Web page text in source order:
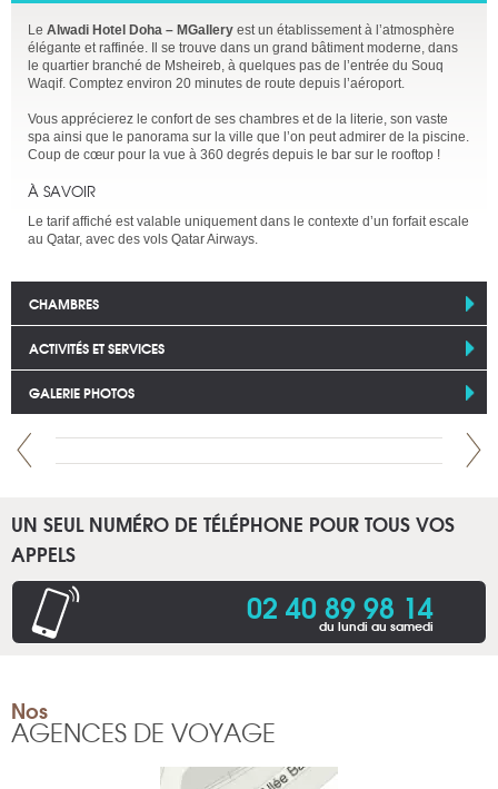
Le Alwadi Hotel Doha – MGallery est un établissement à l’atmosphère
élégante et raffinée. Il se trouve dans un grand bâtiment moderne, dans
le quartier branché de Msheireb, à quelques pas de l’entrée du Souq
Waqif. Comptez environ 20 minutes de route depuis l’aéroport.
Vous apprécierez le confort de ses chambres et de la literie, son vaste
spa ainsi que le panorama sur la ville que l’on peut admirer de la piscine.
Coup de cœur pour la vue à 360 degrés depuis le bar sur le rooftop !
À SAVOIR
Le tarif affiché est valable uniquement dans le contexte d’un forfait escale
au Qatar, avec des vols Qatar Airways.
CHAMBRES
ACTIVITÉS ET SERVICES
GALERIE PHOTOS
UN SEUL NUMÉRO DE TÉLÉPHONE POUR TOUS VOS
APPELS
02 40 89 98 14
du lundi au samedi
Nos
AGENCES DE VOYAGE